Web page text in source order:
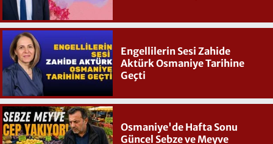
Engellilerin Sesi Zahide
Aktürk Osmaniye Tarihine
Geçti
Osmaniye'de Hafta Sonu
Güncel Sebze ve Meyve